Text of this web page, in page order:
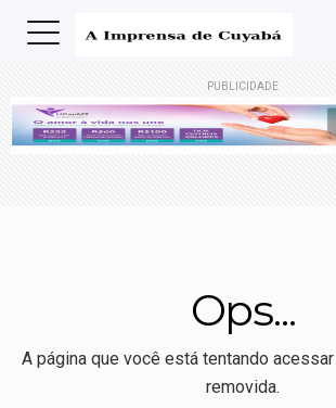
PUBLICIDADE
Ops...
A página que você está tentando
removida.